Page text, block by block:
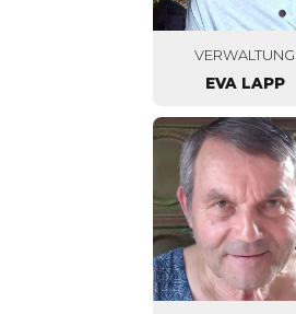
VERWALTUNG
EVA LAPP